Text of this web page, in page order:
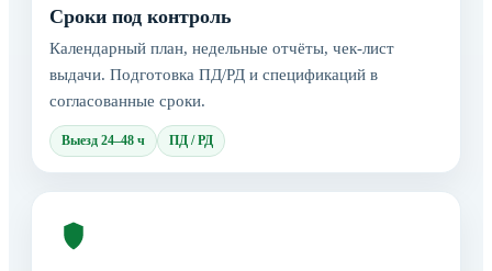
Сроки под контроль
Календарный план, недельные отчёты, чек-лист
выдачи. Подготовка ПД/РД и спецификаций в
согласованные сроки.
Выезд 24–48 ч ПД / РД